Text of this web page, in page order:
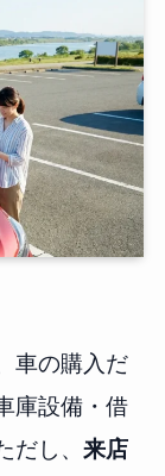
車の購入だ
庫設備・借
し、 来店